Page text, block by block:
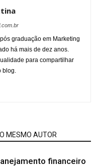
graduação em Marketing
há mais de dez anos.
para compartilhar
blog.
MESMO AUTOR
financeiro